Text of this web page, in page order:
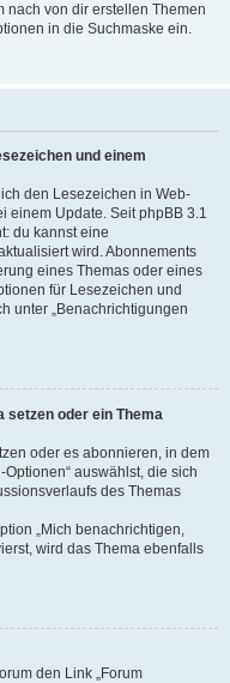
nach von dir erstellen Themen
in die Suchmaske ein.
und einem
den Lesezeichen in Web-
einem Update. Seit phpBB 3.1
du kannst eine
wird. Abonnements
eines Themas oder eines
für Lesezeichen und
unter „Benachrichtigungen
setzen oder ein Thema
oder es abonnieren, in dem
auswählst, die sich
des Themas
„Mich benachrichtigen,
wird das Thema ebenfalls
den Link „Forum